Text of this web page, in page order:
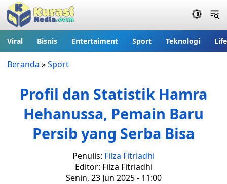
Viral Bisnis Entertaiment Sport Teknologi
Beranda »Sport
Profil dan Statistik Hamra
Hehanussa, Pemain Baru
Persib yang Serba Bisa
Penulis: Filza Fitriadhi
Editor: Filza Fitriadhi
Senin, 23 Jun 2025 - 11:00